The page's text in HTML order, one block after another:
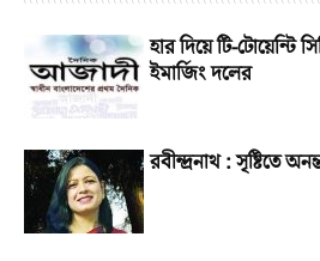
হার দিয়ে টি-টোয়েন্টি
ইমার্জিং দলের
রবীন্দ্রনাথ : সৃষ্টিতে